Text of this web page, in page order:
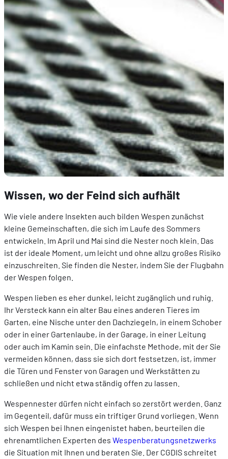
Wissen, wo der Feind sich aufhält
Wie viele andere Insekten auch bilden Wespen zunächst
kleine Gemeinschaften, die sich im Laufe des Sommers
entwickeln. Im April und Mai sind die Nester noch klein. Das
ist der ideale Moment, um leicht und ohne allzu großes Risiko
einzuschreiten. Sie finden die Nester, indem Sie der Flugbahn
der Wespen folgen.
Wespen lieben es eher dunkel, leicht zugänglich und ruhig.
Ihr Versteck kann ein alter Bau eines anderen Tieres im
Garten, eine Nische unter den Dachziegeln, in einem Schober
oder in einer Gartenlaube, in der Garage, in einer Leitung
oder auch im Kamin sein. Die einfachste Methode, mit der Sie
vermeiden können, dass sie sich dort festsetzen, ist, immer
die Türen und Fenster von Garagen und Werkstätten zu
schließen und nicht etwa ständig offen zu lassen.
Wespennester dürfen nicht einfach so zerstört werden. Ganz
im Gegenteil, dafür muss ein triftiger Grund vorliegen. Wenn
sich Wespen bei Ihnen eingenistet haben, beurteilen die
ehrenamtlichen Experten des Wespenberatungsnetzwerks
die Situation mit Ihnen und beraten Sie. Der CGDIS schreitet